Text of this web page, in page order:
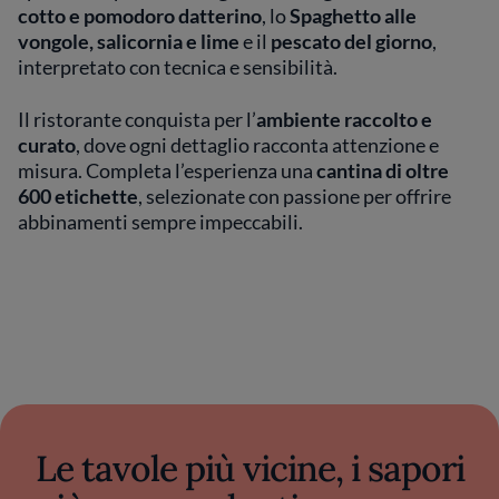
cotto e pomodoro datterino, loSpaghetto alle
vongole, salicornia e limee il pescato del giorno,
interpretato con tecnica e sensibilità.
Il ristorante conquista per l’ambiente raccolto e
curato, dove ogni dettaglio racconta attenzione e
misura. Completa l’esperienza unacantina di oltre
600 etichette, selezionate con passione per offrire
abbinamenti sempre impeccabili.
Le tavole più vicine, i sapori